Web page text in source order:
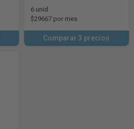
6 unid
$29667 por mes
Comparar 3 precios